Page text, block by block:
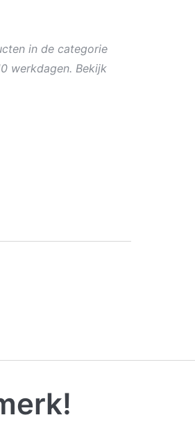
in de categorie
werkdagen. Bekijk